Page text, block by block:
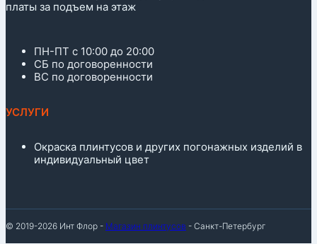
платы за подъем на этаж
ПН-ПТ с 10:00 до 20:00
СБ по договоренности
ВС по договоренности
УСЛУГИ
Окраска плинтусов и других погонажных изделий в
индивидуальный цвет
© 2019-2026 Инт Флор - Магазин плинтусов - Санкт-Петербург